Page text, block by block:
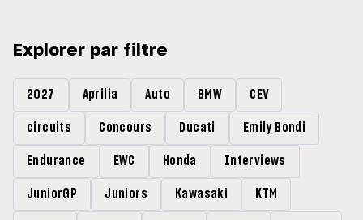
Explorer par filtre
2027 Aprilia Auto BMW CEV
circuits Concours Ducati Emily Bondi
Endurance EWC Honda Interviews
JuniorGP Juniors Kawasaki KTM